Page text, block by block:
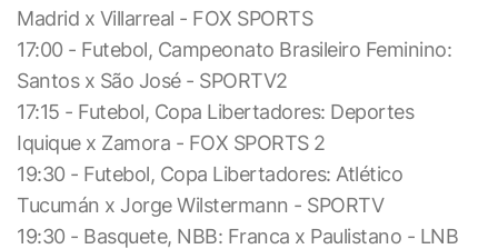
Madrid x Villarreal - FOX SPORTS
17:00 - Futebol, Campeonato Brasileiro Feminino:
Santos x São José - SPORTV2
17:15 - Futebol, Copa Libertadores: Deportes
Iquique x Zamora - FOX SPORTS 2
19:30 - Futebol, Copa Libertadores: Atlético
Tucumán x Jorge Wilstermann - SPORTV
19:30 - Basquete, NBB: Franca x Paulistano - LNB